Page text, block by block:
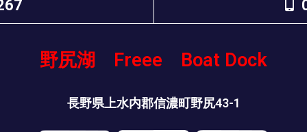
野尻湖 Freee Boat Dock
長野県上水内郡信濃町野尻43-1